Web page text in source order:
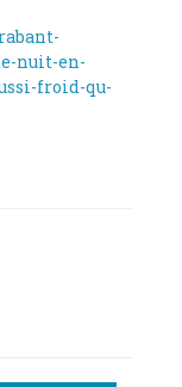
nuit-en-
froid-qu-